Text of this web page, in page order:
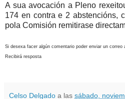
A sua avocación a Pleno
174 en contra e 2 abstencións,
pola Comisión remitirase
Si desexa facer algún comentario poder enviar un correo
Recibirá resposta
Celso Delgado a las sábado,